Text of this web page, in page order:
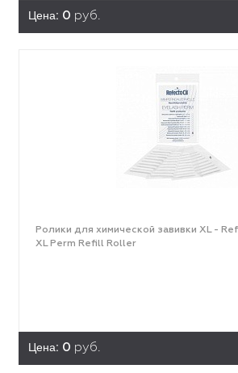
Цена: 0 руб.
Ролики для химической завивки XL -
XL Perm Refill Roller
Цена: 0 руб.